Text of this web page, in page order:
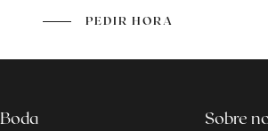
PEDIR HORA
Boda Sobre